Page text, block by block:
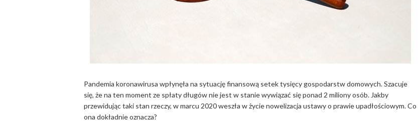
Pandemia koronawirusa wpłynęła na sytuację finansową setek tysięcy gospodarstw domowych. Szacuje
się, że na ten moment ze spłaty długów nie jest w stanie wywiązać się ponad 2 miliony osób. Jakby
przewidując taki stan rzeczy, w marcu 2020 weszła w życie nowelizacja ustawy o prawie upadłościowym. Co
ona dokładnie oznacza?